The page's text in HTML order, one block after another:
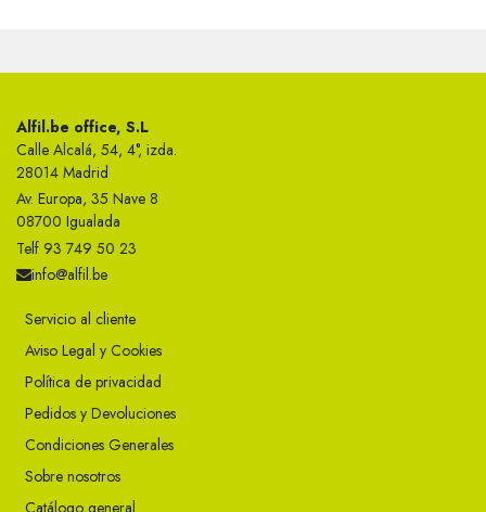
Alfil.be office, S.L
Calle Alcalá, 54, 4°, izda.
28014 Madrid
Av. Europa, 35 Nave 8
08700 Igualada
Telf 93 749 50 23
info@alfil.be
Servicio al cliente
Aviso Legal y Cookies
Política de privacidad
Pedidos y Devoluciones
Condiciones Generales
Sobre nosotros
Catálogo general